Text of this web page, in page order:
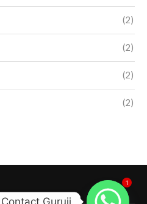
(2)
(2)
(2)
(2)
1
Contact Guruji